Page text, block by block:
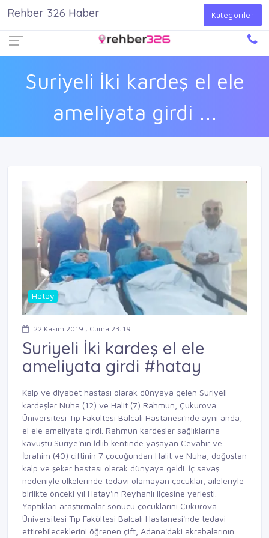
Giriş Yap
Suriyeli İki kardeş el ele
ameliyata girdi ...
Rehber 326 Haber Kategoriler
Hatay
22 Kasım 2019 , Cuma 23:19
Suriyeli İki kardeş el ele
ameliyata girdi #hatay
Kalp ve diyabet hastası olarak dünyaya gelen Suriyeli
kardeşler Nuha (12) ve Halit (7) Rahmun, Çukurova
Üniversitesi Tıp Fakültesi Balcalı Hastanesi'nde aynı anda,
el ele ameliyata girdi. Rahmun kardeşler sağlıklarına
kavuştu.Suriye'nin İdlib kentinde yaşayan Cevahir ve
İbrahim (40) çiftinin 7 çocuğundan Halit ve Nuha, doğuştan
kalp ve şeker hastası olarak dünyaya geldi. İç savaş
nedeniyle ülkelerinde tedavi olamayan çocuklar, aileleriyle
birlikte önceki yıl Hatay'ın Reyhanlı ilçesine yerleşti.
Yaptıkları araştırmalar sonucu çocuklarını Çukurova
Üniversitesi Tıp Fakültesi Balcalı Hastanesi'nde tedavi
ettirebileceklerini öğrenen çift, Adana'daki akrabalarının